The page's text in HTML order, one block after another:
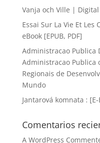
Vanja och Ville |
Essai Sur La Vie Et
eBook [EPUB, PDF]
Administracao Publica
Administracao Publica
Regionais de
Mundo
Jantarová komnata : [E-
Comentarios
A WordPress